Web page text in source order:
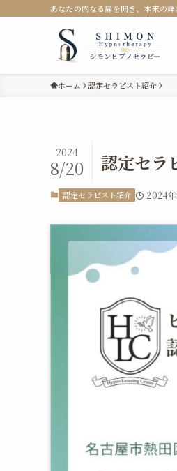
あなたの内なる扉を開き、本来の輝
ホーム 認定セラピスト紹介
認定セラ
2024
8/20
認定セラピスト紹介 2024